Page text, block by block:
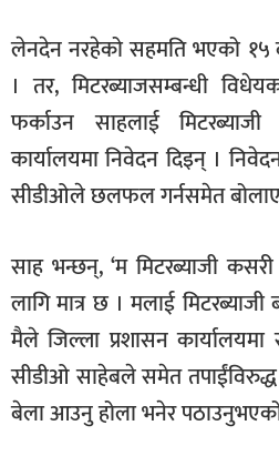
लेनदेन नरहेको सहमति भएको १५
। तर, मिटरब्याजसम्बन्धी
फर्काउन साहलाई
कार्यालयमा निवेदन दिइन् ।
सीडीओले छलफल गर्नसमेत
साह भन्छन्, ‘म मिटरब्याजी
लागि मात्र छ । मलाई मिटरब्याजी
मैले जिल्ला प्रशासन
सीडीओ साहेबले समेत
बेला आउनु होला भनेर